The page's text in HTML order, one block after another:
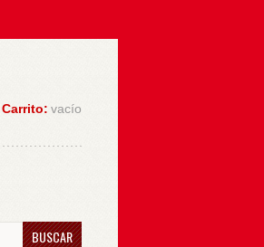
Carrito: vacío
BUSCAR